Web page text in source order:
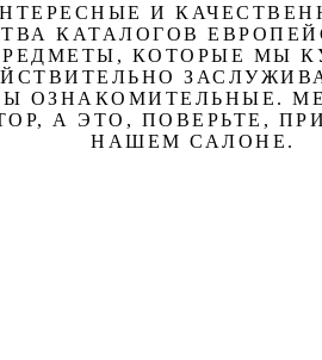
И
КАТАЛОГОВ
КОТОРЫЕ МЫ
ОЗНАКОМИТЕЛЬНЫЕ.
А ЭТО, ПОВЕРЬТЕ,
НАШЕМ САЛОНЕ.